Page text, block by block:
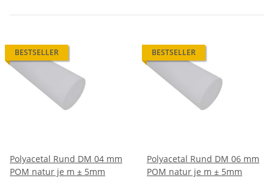
BESTSELLER
Polyacetal Rund DM 04 mm
POM natur je m ± 5mm
BESTSELLER
Polyacetal Rund DM 06 mm
POM natur je m ± 5mm